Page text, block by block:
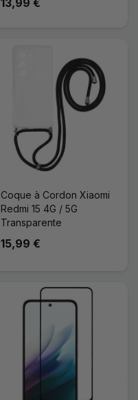
Coque à Cordon Xiaomi
Redmi 15 4G / 5G
Transparente
15,99 €